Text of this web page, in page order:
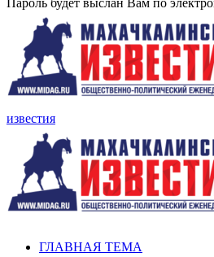
Пароль будет выслан Вам по
известия
ГЛАВНАЯ ТЕМА